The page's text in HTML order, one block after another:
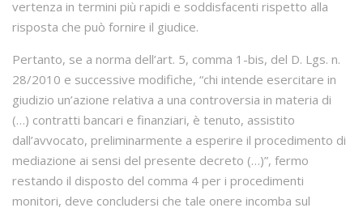
vertenza in termini più rapidi e soddisfacenti rispetto alla
risposta che può fornire il giudice.
Pertanto, se a norma dell’art. 5, comma 1-bis, del D. Lgs. n.
28/2010 e successive modifiche, “chi intende esercitare in
giudizio un’azione relativa a una controversia in materia di
(…) contratti bancari e finanziari, è tenuto, assistito
dall’avvocato, preliminarmente a esperire il procedimento di
mediazione ai sensi del presente decreto (…)”, fermo
restando il disposto del comma 4 per i procedimenti
monitori, deve concludersi che tale onere incomba sul